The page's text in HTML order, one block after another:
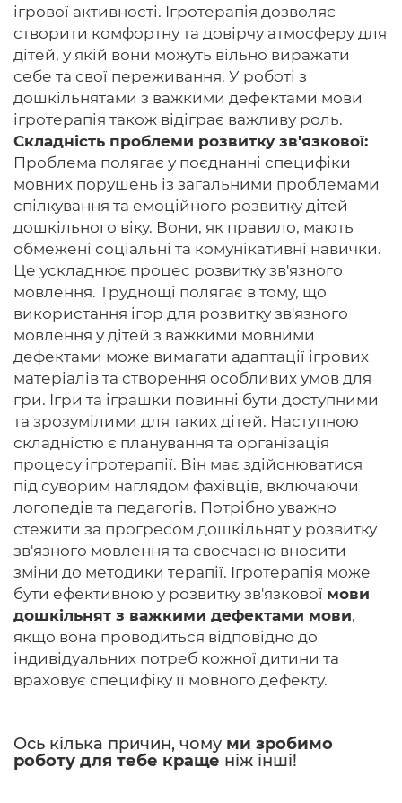
ігрової активності. Ігротерапія дозволяє
створити комфортну та довірчу атмосферу для
дітей, у якій вони можуть вільно виражати
себе та свої переживання. У роботі з
дошкільнятами з важкими дефектами мови
ігротерапія також відіграє важливу роль.
Складність проблеми розвитку зв'язкової:
Проблема полягає у поєднанні специфіки
мовних порушень із загальними проблемами
спілкування та емоційного розвитку дітей
дошкільного віку. Вони, як правило, мають
обмежені соціальні та комунікативні навички.
Це ускладнює процес розвитку зв'язного
мовлення. Труднощі полягає в тому, що
використання ігор для розвитку зв'язного
мовлення у дітей з важкими мовними
дефектами може вимагати адаптації ігрових
матеріалів та створення особливих умов для
гри. Ігри та іграшки повинні бути доступними
та зрозумілими для таких дітей. Наступною
складністю є планування та організація
процесу ігротерапії. Він має здійснюватися
під суворим наглядом фахівців, включаючи
логопедів та педагогів. Потрібно уважно
стежити за прогресом дошкільнят у розвитку
зв'язного мовлення та своєчасно вносити
зміни до методики терапії. Ігротерапія може
бути ефективною у розвитку зв'язкової мови
дошкільнят з важкими дефектами мови,
якщо вона проводиться відповідно до
індивідуальних потреб кожної дитини та
враховує специфіку її мовного дефекту.
Ось кілька причин, чому ми зробимо
роботу для тебе краще ніж інші!